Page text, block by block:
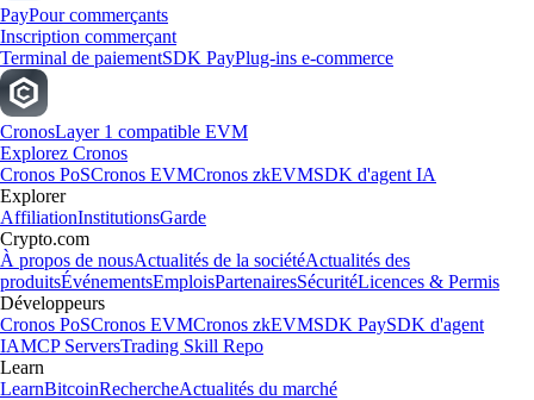
PayPour commerçants
Inscription commerçant
Terminal de paiementSDK PayPlug-ins e-commerce
CronosLayer 1 compatible EVM
Explorez Cronos
Cronos PoSCronos EVMCronos zkEVMSDK d'agent IA
Explorer
AffiliationInstitutionsGarde
Crypto.com
À propos de nousActualités de la sociétéActualités des
produitsÉvénementsEmploisPartenairesSécuritéLicences & Permis
Développeurs
Cronos PoSCronos EVMCronos zkEVMSDK PaySDK d'agent
IAMCP ServersTrading Skill Repo
Learn
LearnBitcoinRechercheActualités du marché